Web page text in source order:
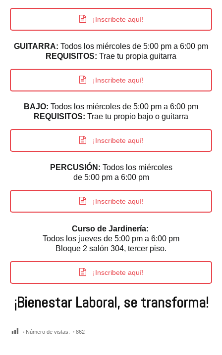
¡Inscribete aquí!
GUITARRA: Todos los miércoles de 5:00 pm a 6:00 pm
REQUISITOS: Trae tu propia guitarra
¡Inscribete aquí!
BAJO: Todos los miércoles de 5:00 pm a 6:00 pm
REQUISITOS: Trae tu propio bajo o guitarra
¡Inscribete aquí!
PERCUSIÓN: Todos los miércoles
de 5:00 pm a 6:00 pm
¡Inscribete aquí!
Curso de Jardinería:
Todos los jueves de 5:00 pm a 6:00 pm
Bloque 2 salón 304, tercer piso.
¡Inscribete aquí!
¡Bienestar Laboral, se transforma!
Número de vistas: 862